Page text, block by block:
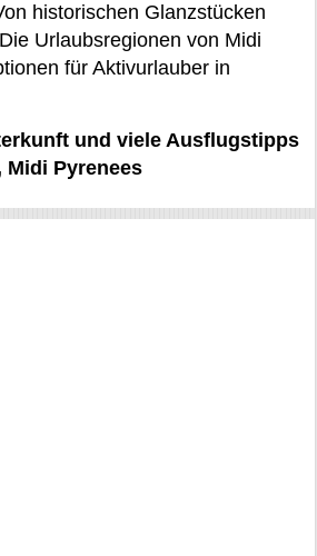
historischen Glanzstücken
Urlaubsregionen von Midi
für Aktivurlauber in
und viele Ausflugstipps
Midi Pyrenees